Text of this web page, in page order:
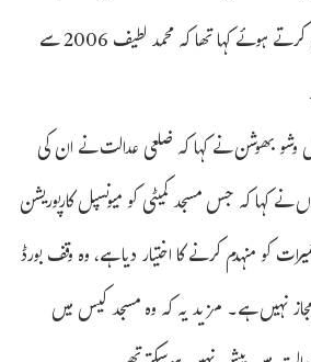
عدالت میں حلف نامہ داخل کرتے ہوئے کہا تھا کہ محمد لطیف 2006 سے
وشو بھوشن نے کہا کہ ضلعی عدالت نے ان کی
کہا کہ جس مسجد کمیٹی کو میونسپل کارپوریشن
کو منہدم کرنے کا اختیار دیا ہے، وہ وقف بورڈ
کے تحت مجاز نہیں ہے۔ مزید یہ کہ وہ مسجد کیس میں